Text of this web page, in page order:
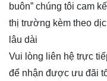
buôn” chúng tôi cam
thị trường kèm theo
lâu dài
Vui lòng liên hệ trực
để nhận được ưu đãi